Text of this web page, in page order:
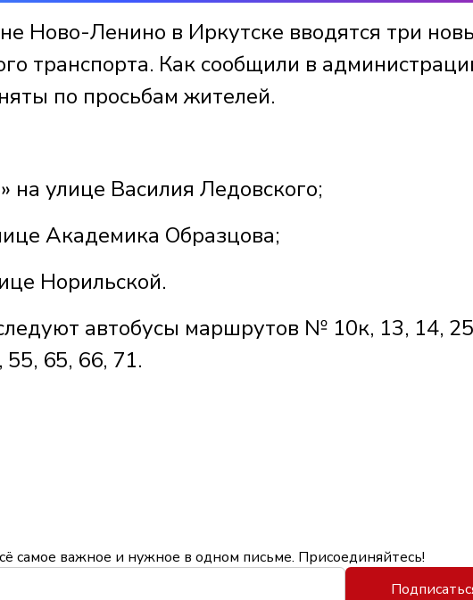
Ново-Ленино в Иркутске вводятся три
транспорта. Как сообщили в
по просьбам жителей.
улице Василия Ледовского;
Академика Образцова;
Норильской.
автобусы маршрутов № 10к, 13, 14,
65, 66, 71.
самое важное и нужное в одном письме. Присоединяйтесь!